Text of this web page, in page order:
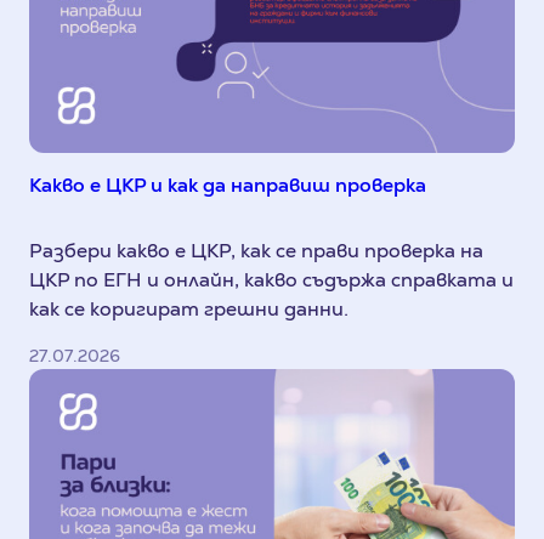
Какво е ЦКР и как да направиш проверка
Разбери какво е ЦКР, как се прави проверка на
ЦКР по ЕГН и онлайн, какво съдържа справката и
как се коригират грешни данни.
27.07.2026